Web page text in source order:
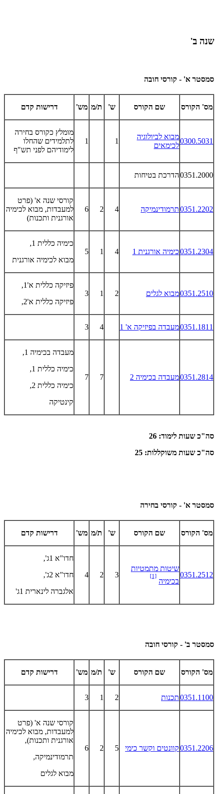
שנה ב'
סמסטר א' - קורסי חובה
מס' הקורס שם הקורס ש' ת/מ מש' דרישות קדם
0300.5031
מבוא לביולוגיה
לכימאים
1
1
מומלץ כקורס בחירה
לתלמידים שהחלו
לימודיהם לפני תש"ף
0351.2000הדרכת בטיחות
0351.2202תרמודינמיקה 4
2
6
קורסי שנה א' (פרט
למעבדות, מבוא לכימיה
אורגנית ותכנות)
0351.2304כימיה אורגנית 1 4
1
5
כימיה כללית 1,
מבוא לכימיה אורגנית
0351.2510מבוא לגלים 2
1
3
פיזיקה כללית א'1,
פיזיקה כללית א'2,
0351.1811מעבדה בפיזיקה א' 1 4
3
0351.2814מעבדה בכימיה 2 7
7
מעבדה בכימיה 1,
כימיה כללית 1,
כימיה כללית 2,
קינטיקה
סה"כ שעות לימוד: 26
סה"כ שעות משוקללות: 25
סמסטר א' - קורסי בחירה
מס' הקורס שם הקורס ש' ת/מ מש' דרישות קדם
0351.2512
שיטות מתמטיות
בכימיה
[1]
3
2
4
חדו"א 1ג',
חדו"א 2ג',
אלגברה לינארית 1ג'
סמסטר ב' - קורסי חובה
מס' הקורס שם הקורס ש' ת/מ מש' דרישות קדם
0351.1100תכנות 2
1
3
0351.2206קוונטים וקשר כימי 5
2
6
קורסי שנה א' (פרט
למעבדות, מבוא לכימיה
אורגנית ותכנות),
תרמודינמיקה,
מבוא לגלים